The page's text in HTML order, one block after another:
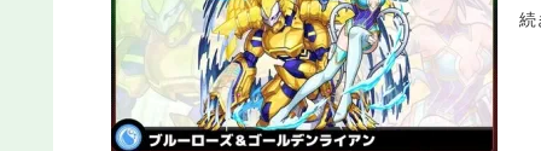
続